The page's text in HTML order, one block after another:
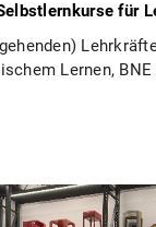
für
Lernen,